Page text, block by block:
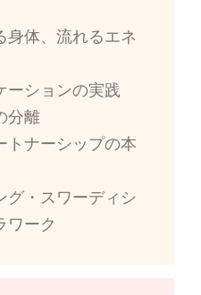
身体、流れるエネ
ーションの実践
分離
トナーシップの本
グ・スワーディシ
ワーク